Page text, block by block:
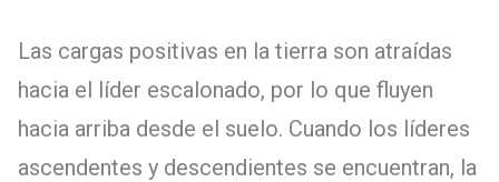
Las cargas positivas en la tierra son atraídas
hacia el líder escalonado, por lo que fluyen
hacia arriba desde el suelo. Cuando los líderes
ascendentes y descendientes se encuentran, la